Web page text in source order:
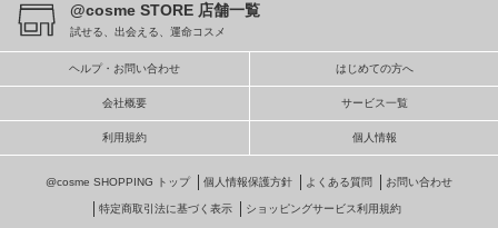
@cosme STORE 店舗一覧
試せる、出会える、運命コスメ
ヘルプ・お問い合わせ はじめての方へ
会社概要 サービス一覧
利用規約 個人情報
@cosme SHOPPING トップ 個人情報保護方針 よくある質問 お問い合わせ
特定商取引法に基づく表示 ショッピングサービス利用規約